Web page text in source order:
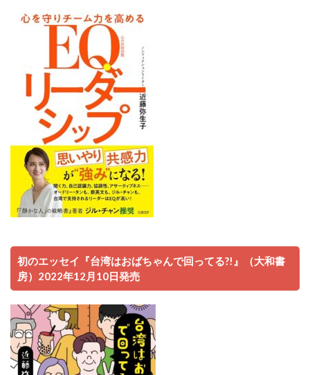
初のエッセイ『台湾はおばちゃんで回ってる?!』（大和書
房）2022年12月10日発売